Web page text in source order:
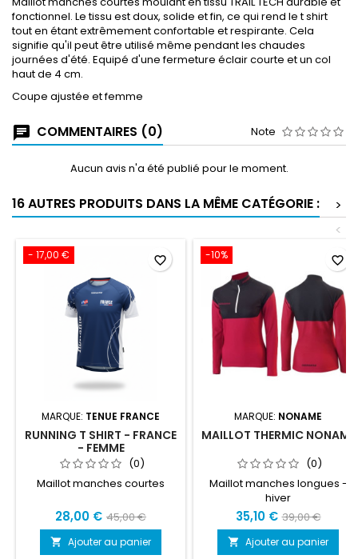
fonctionnel. Le tissu est doux, solide et fin, ce qui rend le t shirt
tout en étant extrêmement confortable et respirante. Cela
signifie qu'il peut être utilisé même pendant les chaudes
journées d'été. Equipé d'une fermeture éclair courte et un col
haut de 4 cm.
Coupe ajustée et femme
COMMENTAIRES (0) Note
Aucun avis n'a été publié pour le moment.
16 AUTRES PRODUITS DANS LA MÊME CATÉGORIE :
>
<
- 17,00 €
MARQUE: TENUE FRANCE
RUNNING T SHIRT - FRANCE
- FEMME
(0)
Maillot manches courtes
28,00 € 45,00 €
 Ajouter au panier
favorite_border -10%
MARQUE: NONAME
MAILLOT THERMIC NONAME
(0)
Maillot manches longues -
hiver
35,10 € 39,00 €
 Ajouter au panier
favorite_border